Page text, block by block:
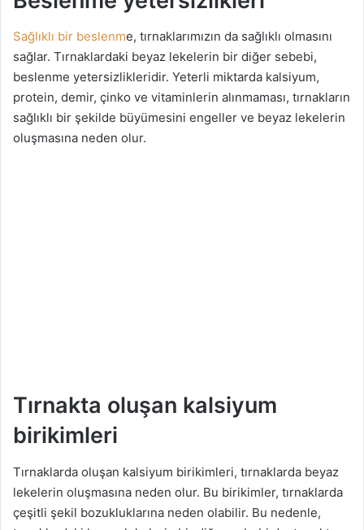
Sağlıklı bir beslenme, tırnaklarımızın da sağlıklı olmasını
sağlar. Tırnaklardaki beyaz lekelerin bir diğer sebebi,
beslenme yetersizlikleridir. Yeterli miktarda kalsiyum,
protein, demir, çinko ve vitaminlerin alınmaması, tırnakların
sağlıklı bir şekilde büyümesini engeller ve beyaz lekelerin
oluşmasına neden olur.
Tırnakta oluşan kalsiyum
birikimleri
Tırnaklarda oluşan kalsiyum birikimleri, tırnaklarda beyaz
lekelerin oluşmasına neden olur. Bu birikimler, tırnaklarda
çeşitli şekil bozukluklarına neden olabilir. Bu nedenle,